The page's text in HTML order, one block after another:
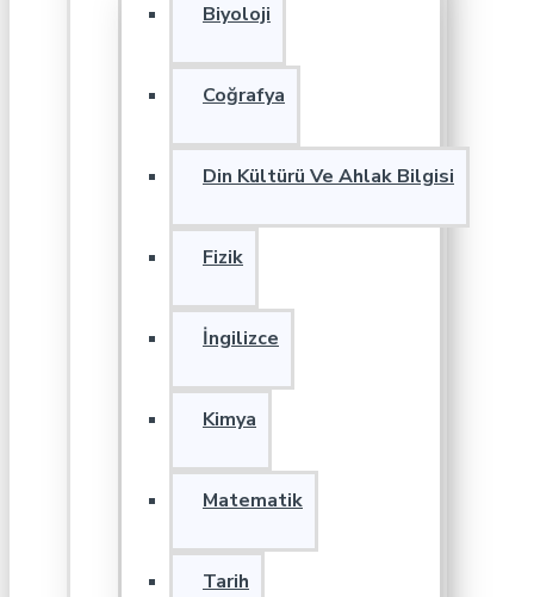
Biyoloji
Coğrafya
Din Kültürü Ve Ahlak Bilgisi
Fizik
İngilizce
Kimya
Matematik
Tarih